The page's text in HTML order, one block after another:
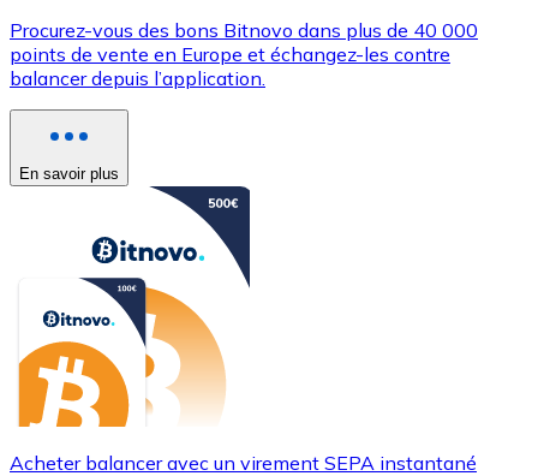
Procurez-vous des bons Bitnovo dans plus de 40 000
points de vente en Europe et échangez-les contre
balancer depuis l’application.
En savoir plus
Acheter balancer avec un virement SEPA instantané